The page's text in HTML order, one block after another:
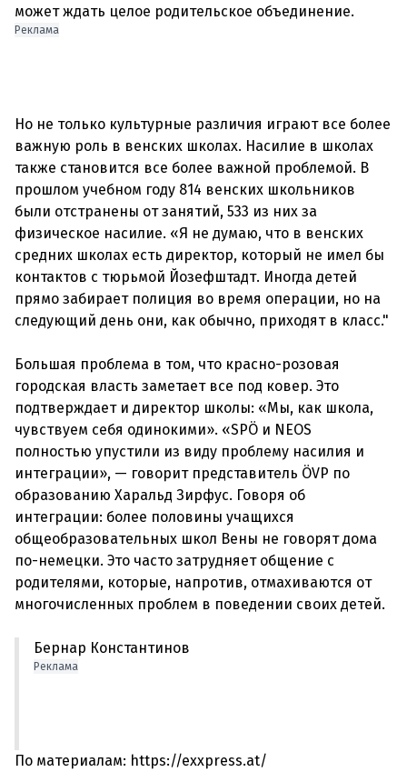
Реклама
Но не только культурные различия играют все более
важную роль в венских школах. Насилие в школах
также становится все более важной проблемой. В
прошлом учебном году 814 венских школьников
были отстранены от занятий, 533 из них за
физическое насилие. «Я не думаю, что в венских
средних школах есть директор, который не имел бы
контактов с тюрьмой Йозефштадт. Иногда детей
прямо забирает полиция во время операции, но на
следующий день они, как обычно, приходят в класс."
Большая проблема в том, что красно-розовая
городская власть заметает все под ковер. Это
подтверждает и директор школы: «Мы, как школа,
чувствуем себя одинокими». «SPÖ и NEOS
полностью упустили из виду проблему насилия и
интеграции», — говорит представитель ÖVP по
образованию Харальд Зирфус. Говоря об
интеграции: более половины учащихся
общеобразовательных школ Вены не говорят дома
по-немецки. Это часто затрудняет общение с
родителями, которые, напротив, отмахиваются от
Бернар Константинов
Реклама
По материалам: https://exxpress.at/